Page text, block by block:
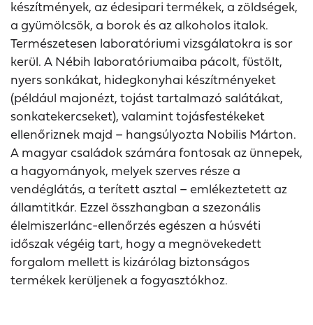
készítmények, az édesipari termékek, a zöldségek,
a gyümölcsök, a borok és az alkoholos italok.
Természetesen laboratóriumi vizsgálatokra is sor
kerül. A Nébih laboratóriumaiba pácolt, füstölt,
nyers sonkákat, hidegkonyhai készítményeket
(például majonézt, tojást tartalmazó salátákat,
sonkatekercseket), valamint tojásfestékeket
ellenőriznek majd – hangsúlyozta Nobilis Márton.
A magyar családok számára fontosak az ünnepek,
a hagyományok, melyek szerves része a
vendéglátás, a terített asztal – emlékeztetett az
államtitkár. Ezzel összhangban a szezonális
élelmiszerlánc-ellenőrzés egészen a húsvéti
időszak végéig tart, hogy a megnövekedett
forgalom mellett is kizárólag biztonságos
termékek kerüljenek a fogyasztókhoz.